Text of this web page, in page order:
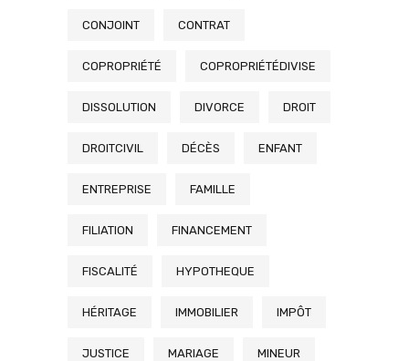
CONJOINT CONTRAT
COPROPRIÉTÉ COPROPRIÉTÉDIVISE
DISSOLUTION DIVORCE DROIT
DROITCIVIL DÉCÈS ENFANT
ENTREPRISE FAMILLE
FILIATION FINANCEMENT
FISCALITÉ HYPOTHEQUE
HÉRITAGE IMMOBILIER IMPÔT
JUSTICE MARIAGE MINEUR